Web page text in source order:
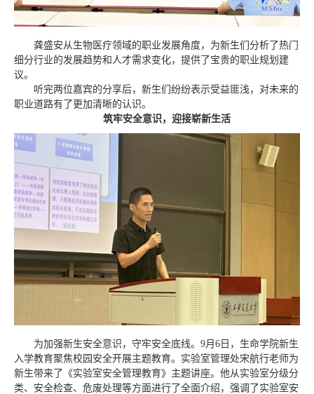
龚盛安从生物医疗领域的职业发展角度，为新生们分析了热门
细分行业的发展趋势和人才需求变化，提供了宝贵的职业规划建
议。
听完两位嘉宾的分享后，新生们纷纷表示受益匪浅，对未来的
职业道路有了更加清晰的认识。
筑牢安全意识，迎接崭新生活
为加强新生安全意识，守牢安全底线。9月6日，生命学院新生
入学教育聚焦校园安全开展主题教育。实验室管理处宋航行老师为
新生带来了《实验室安全管理教育》主题讲座。他从实验室分级分
类、安全检查、危废处理等方面进行了全面介绍，强调了实验室安